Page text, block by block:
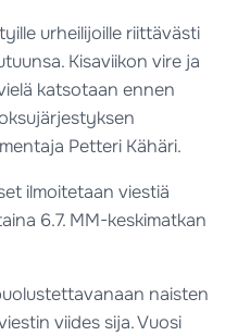
urheilijoille riittävästi
Kisaviikon vire ja
katsotaan ennen
Petteri Kähäri.
ilmoitetaan viestiä
6.7. MM-keskimatkan
naisten
viides sija. Vuosi